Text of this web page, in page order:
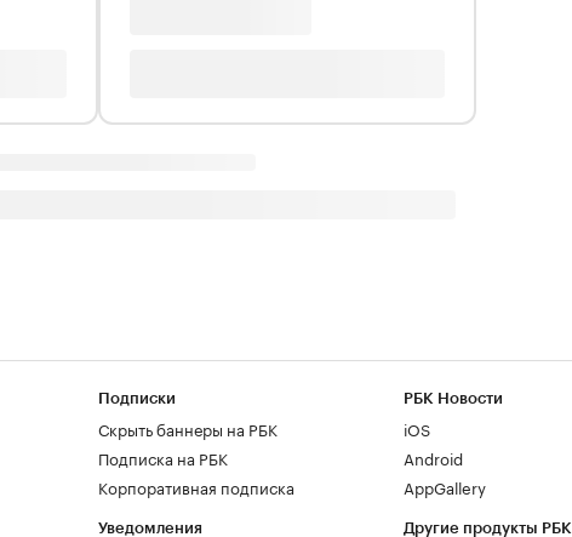
Подписки
Скрыть баннеры на РБК
Подписка на РБК
Корпоративная подписка
Уведомления
РБК Новости
iOS
Android
AppGallery
Другие продукты РБК